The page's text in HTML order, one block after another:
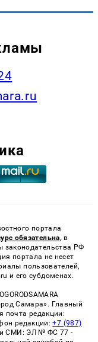
портала
обязательна, в
законодательства РФ
портала не несет
пользователей,
и его субдоменах.
Самара». Главный
почта редакции:
редакции:+7 (987)
СМИ: ЭЛ № ФС 77 -